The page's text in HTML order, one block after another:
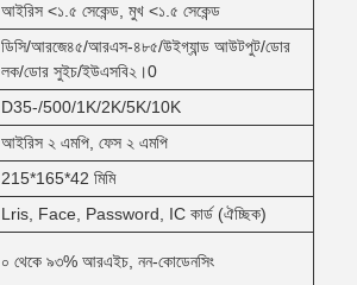
আইরিস <১.৫ সেকেন্ড, মুখ <১.৫ সেকেন্ড
ডিসি/আরজে৪৫/আরএস-৪৮৫/উইগ্যান্ড আউটপুট/ডোর
লক/ডোর সুইচ/ইউএসবি২।0
D35-/500/1K/2K/5K/10K
আইরিস ২ এমপি, ফেস ২ এমপি
215*165*42 মিমি
Lris, Face, Password, IC কার্ড (ঐচ্ছিক)
০ থেকে ৯৩% আরএইচ, নন-কোডেনসিং